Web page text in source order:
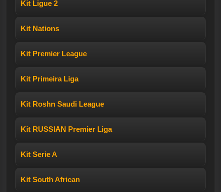
Kit Ligue 2
Kit Nations
Kit Premier League
Kit Primeira Liga
Kit Roshn Saudi League
Kit RUSSIAN Premier Liga
Kit Serie A
Kit South African